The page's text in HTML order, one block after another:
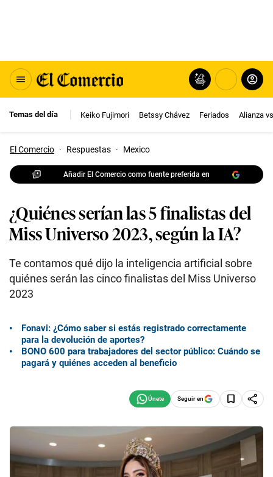
Temas del día Keiko Fujimori Betssy Chávez Feriados Alianza
El Comercio · Respuestas · Mexico
Añadir El Comercio como fuente preferida en
¿Quiénes serían las 5 finalistas del
Miss Universo 2023, según la IA?
Te contamos qué dijo la inteligencia artificial sobre
quiénes serán las cinco finalistas del Miss Universo
2023
Fonavi: ¿Cómo saber si estás registrado correctamente
para la devolución de aportes?
BONO 600 para trabajadores del sector público: Cuándo se
pagará y quiénes acceden al beneficio
Seguir en